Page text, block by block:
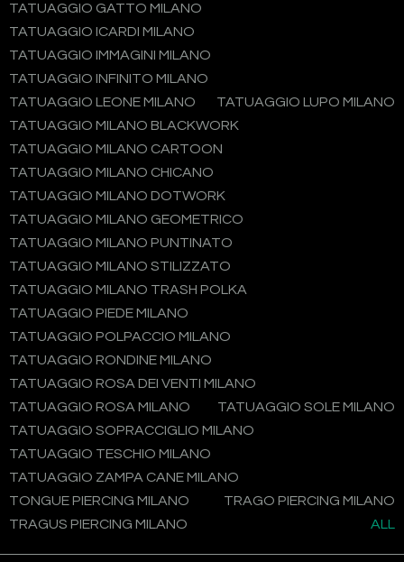
TATUAGGIO GATTO MILANO
TATUAGGIO ICARDI MILANO
TATUAGGIO IMMAGINI MILANO
TATUAGGIO INFINITO MILANO
TATUAGGIO LEONE MILANO
TATUAGGIO LUPO MILANO
TATUAGGIO MILANO BLACKWORK
TATUAGGIO MILANO CARTOON
TATUAGGIO MILANO CHICANO
TATUAGGIO MILANO DOTWORK
TATUAGGIO MILANO GEOMETRICO
TATUAGGIO MILANO PUNTINATO
TATUAGGIO MILANO STILIZZATO
TATUAGGIO MILANO TRASH POLKA
TATUAGGIO PIEDE MILANO
TATUAGGIO POLPACCIO MILANO
TATUAGGIO RONDINE MILANO
TATUAGGIO ROSA DEI VENTI MILANO
TATUAGGIO ROSA MILANO
TATUAGGIO SOLE MILANO
TATUAGGIO SOPRACCIGLIO MILANO
TATUAGGIO TESCHIO MILANO
TATUAGGIO ZAMPA CANE MILANO
TONGUE PIERCING MILANO
TRAGO PIERCING MILANO
TRAGUS PIERCING MILANO
ALL